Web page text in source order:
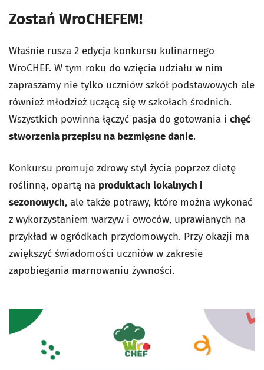
Zostań WroCHEFEM!
Właśnie rusza 2 edycja konkursu kulinarnego
WroCHEF. W tym roku do wzięcia udziału w nim
zapraszamy nie tylko uczniów szkół podstawowych ale
również młodzież uczącą się w szkołach średnich.
Wszystkich powinna łączyć pasja do gotowania i chęć
stworzenia przepisu na bezmięsne danie.
Konkursu promuje zdrowy styl życia poprzez dietę
roślinną, opartą na produktach lokalnych i
sezonowych, ale także potrawy, które można wykonać
z wykorzystaniem warzyw i owoców, uprawianych na
przykład w ogródkach przydomowych. Przy okazji ma
zwiększyć świadomości uczniów w zakresie
zapobiegania marnowaniu żywności.